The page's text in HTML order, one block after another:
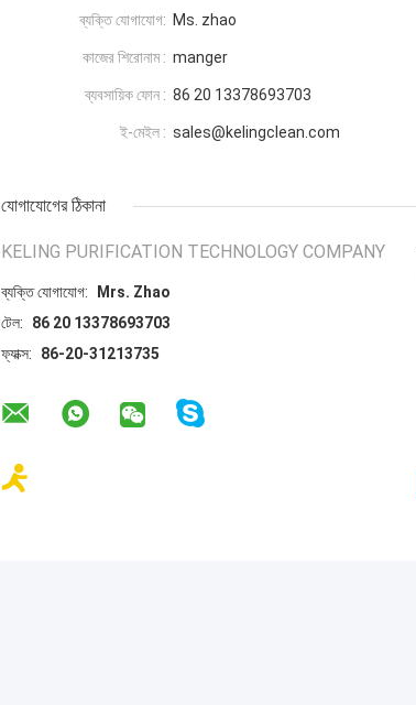
ব্যক্তি যোগাযোগ: Ms. zhao
কাজের শিরোনাম : manger
ব্যবসায়িক ফোন : 86 20 13378693703
ই-মেইল : sales@kelingclean.com
যোগাযোগের ঠিকানা
KELING PURIFICATION TECHNOLOGY COMPANY
ব্যক্তি যোগাযোগ:
Mrs. Zhao
টেল:
86 20 13378693703
ফ্যাক্স:
86-20-31213735